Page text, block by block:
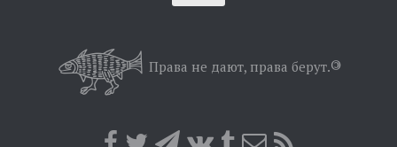
Позиція
Права не дают, права берут.©